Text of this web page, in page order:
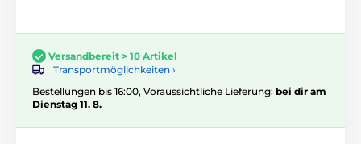
Versandbereit > 10 Artikel
Transportmöglichkeiten ›
Bestellungen bis 16:00, Voraussichtliche Lieferung: bei dir am
Dienstag 11. 8.